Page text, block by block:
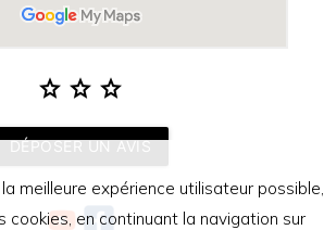
meilleure expérience utilisateur possible,
cookies, en continuant la navigation sur
star star star
DÉPOSER UN AVIS